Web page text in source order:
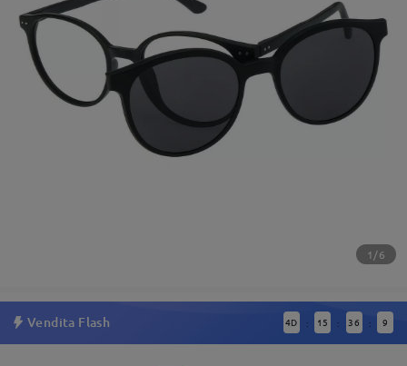
1/6
Vendita Flash 4D : 15 : 36 : 8